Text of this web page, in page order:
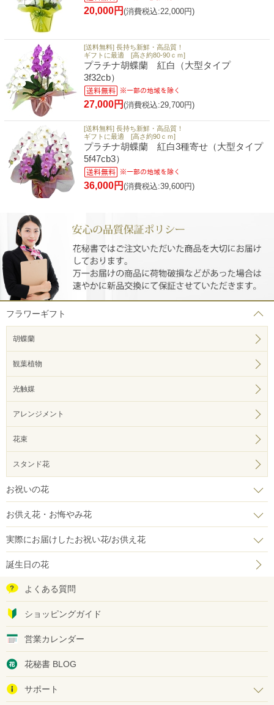
20,000円 (消費税込:22,000円)
[送料無料] 長持ち新鮮・高品質！
ギフトに最適 [高さ約80-90ｃｍ]
プラチナ胡蝶蘭 紅白（大型タイプ
3f32cb）
27,000円 (消費税込:29,700円)
[送料無料] 長持ち新鮮・高品質！
ギフトに最適 [高さ約90ｃｍ]
プラチナ胡蝶蘭 紅白3種寄せ（大型タイプ
5f47cb3）
36,000円 (消費税込:39,600円)
フラワーギフト
胡蝶蘭
観葉植物
光触媒
アレンジメント
花束
スタンド花
お祝いの花
お供え花・お悔やみ花
実際にお届けしたお祝い花/お供え花
誕生日の花
よくある質問
ショッピングガイド
営業カレンダー
花秘書 BLOG
サポート